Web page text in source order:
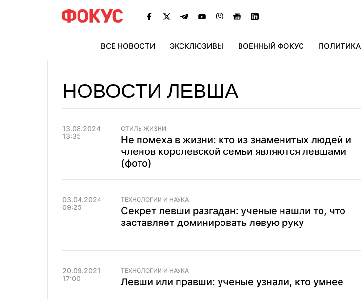
ВСЕ НОВОСТИ ЭКСКЛЮЗИВЫ ВОЕННЫЙ ФОКУС ПОЛИТИКА
НОВОСТИ ЛЕВША
13.08.2024
13:35
СТИЛЬ ЖИЗНИ
Не помеха в жизни: кто из знаменитых людей и
членов королевской семьи являются левшами
(фото)
03.04.2024
09:25
ТЕХНОЛОГИИ И НАУКА
Секрет левши разгадан: ученые нашли то, что
заставляет доминировать левую руку
20.09.2021
17:00
ТЕХНОЛОГИИ И НАУКА
Левши или правши: ученые узнали, кто умнее